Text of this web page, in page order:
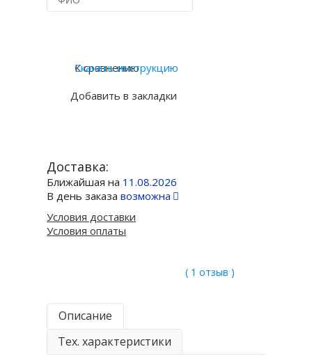
К сравнению
Добавить в закладки
Скачать инструкцию
Доставка:
Ближайшая на 11.08.2026
В день заказавозможна
Условия доставки
Условия оплаты
( 1 отзыв )
Описание
Тех. характеристики